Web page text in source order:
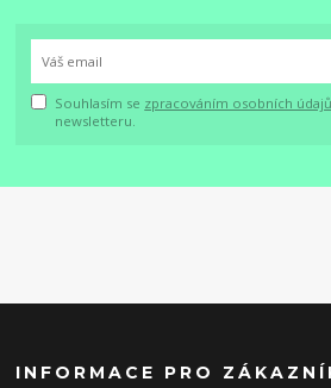
Souhlasím se zpracováním osobních údajů
newsletteru.
INFORMACE PRO